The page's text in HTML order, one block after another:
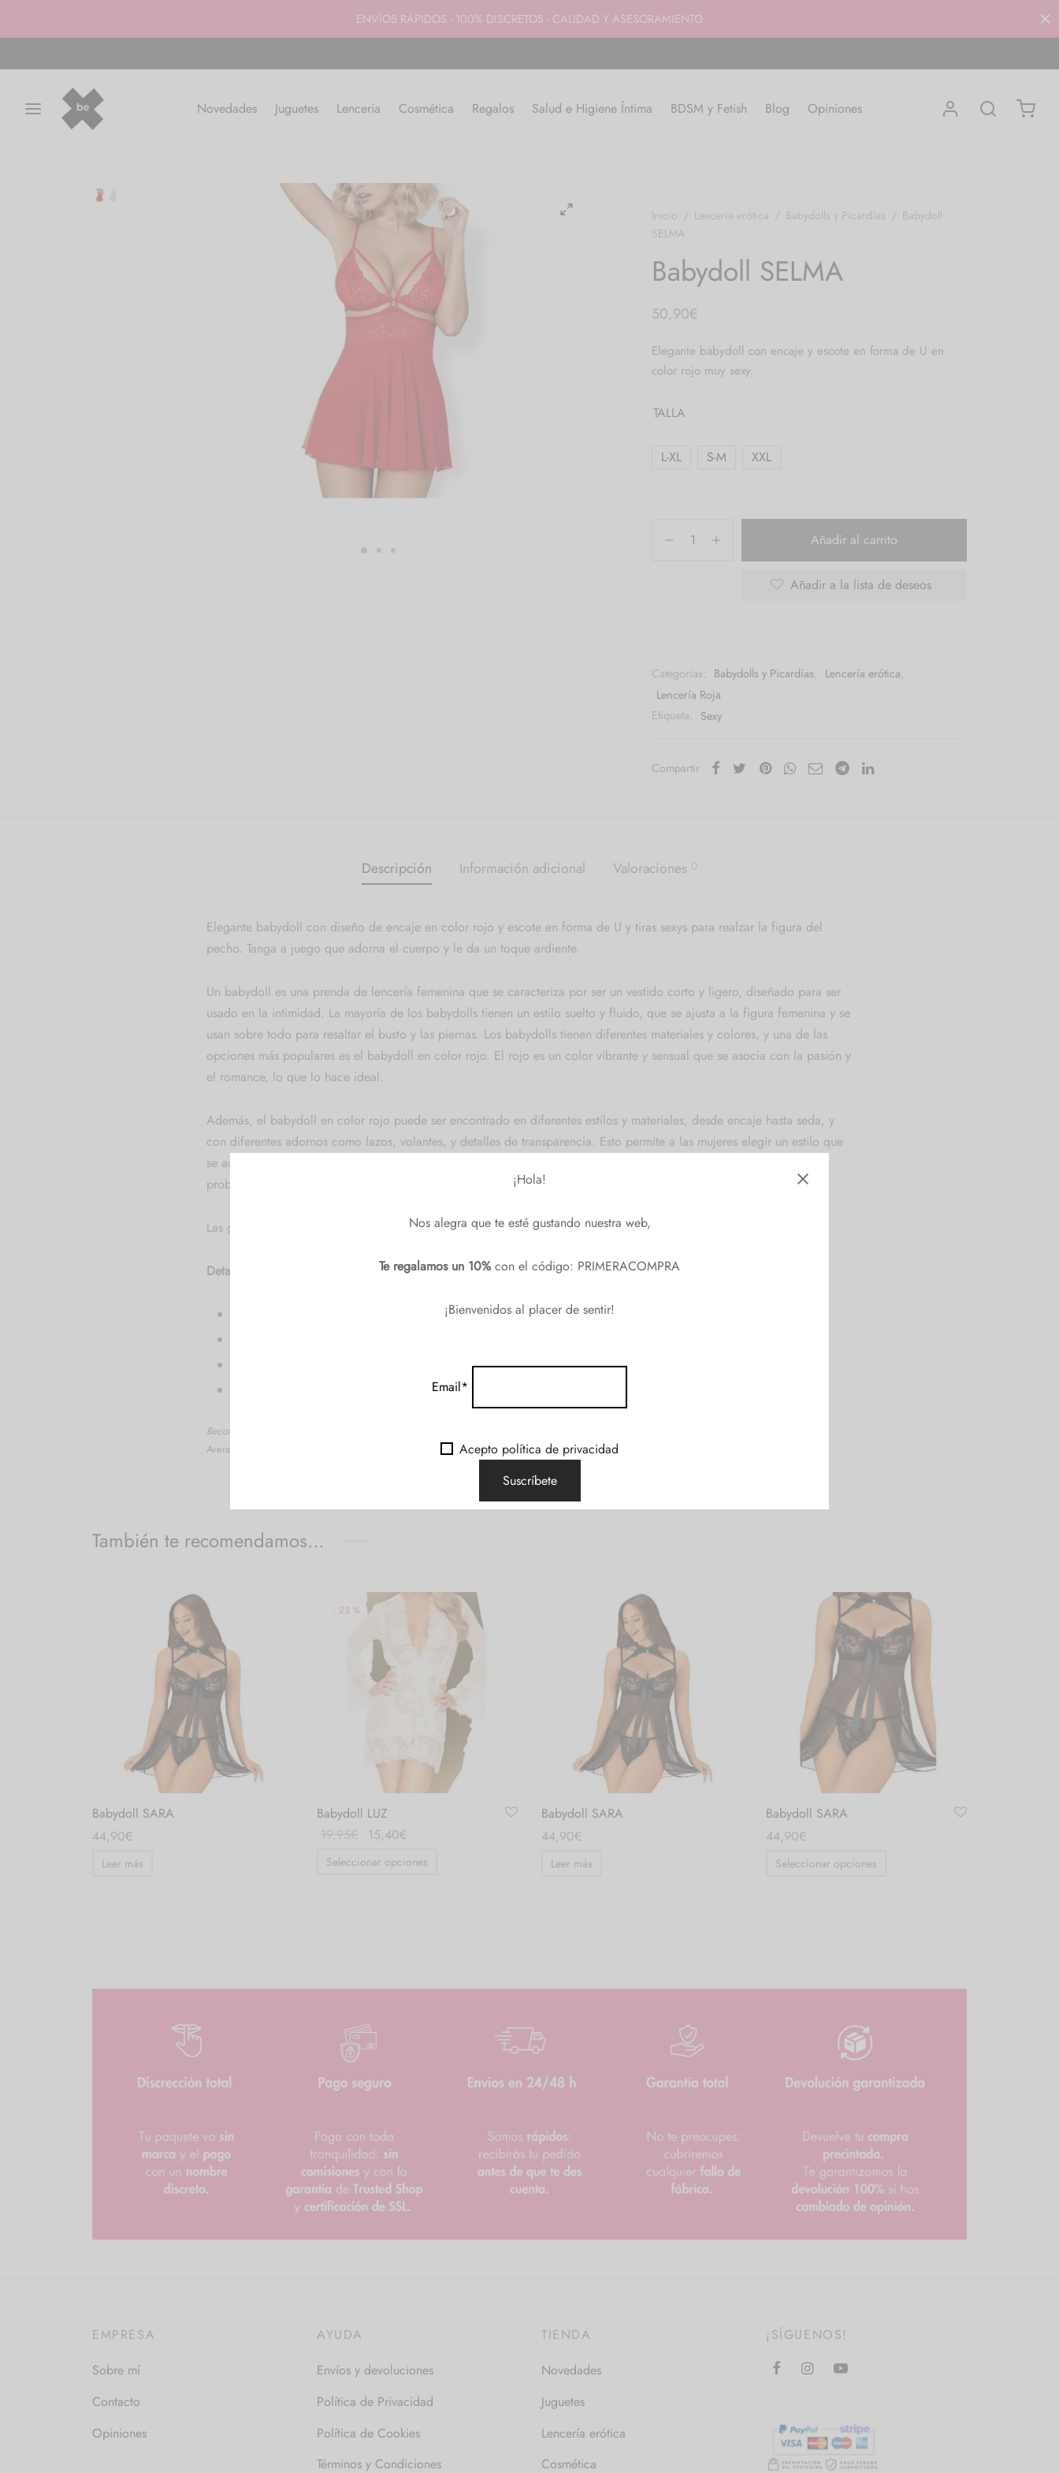
¡Hola!
Nos alegra que te esté gustando nuestra web,
Te regalamos un 10% con el código: PRIMERACOMPRA
¡Bienvenidos al placer de sentir!
Email*
Acepto política de privacidad
ENVÍOS RÁPIDOS - 100% DISCRETOS - CALIDAD Y ASESORAMIENTO
Novedades Juguetes Lencería Cosmética Regalos Salud e Higiene Íntima BDSM y Fetish Blog Opiniones
Inicio / Lencería erótica / Babydolls y Picardías / Babydoll
SELMA
Babydoll SELMA
50,90€
Elegante babydoll con encaje y escote en forma de U en
color rojo muy sexy.
TALLA
L-XL S-M XXL
Añadir al carrito
Añadir a la lista de deseos
Categorías: Babydolls y Picardías, Lencería erótica,
Lencería Roja
Etiqueta: Sexy
Compartir
Descripción Información adicional Valoraciones 0
Elegante babydoll con diseño de encaje en color rojo y escote en forma de U y tiras sexys para realzar la figura del
pecho. Tanga a juego que adorna el cuerpo y le da un toque ardiente.
Un babydoll es una prenda de lencería femenina que se caracteriza por ser un vestido corto y ligero, diseñado para ser
usado en la intimidad. La mayoría de los babydolls tienen un estilo suelto y fluido, que se ajusta a la figura femenina y se
usan sobre todo para resaltar el busto y las piernas. Los babydolls tienen diferentes materiales y colores, y una de las
opciones más populares es el babydoll en color rojo. El rojo es un color vibrante y sensual que se asocia con la pasión y
el romance, lo que lo hace ideal.
Además, el babydoll en color rojo puede ser encontrado en diferentes estilos y materiales, desde encaje hasta seda, y
con diferentes adornos como lazos, volantes, y detalles de transparencia. Esto permite a las mujeres elegir un estilo que
se adapte a su gusto y personalidad. Si quieres agregar un toque de seducción a tu ropa de dormir, ¡atrévete a
probarlo!
Las guías de tallas son orientativas.
Detalles del producto:
Composición: 90% poliamida y 10% elastano.
Beconfort
Average rating:
También te recomendamos…
Babydoll SARA
44,90€
Leer más
- 23 %
Babydoll LUZ
19,95€
El
original
15,40€
Seleccionar opciones
Babydoll SARA
44,90€
Leer más
Babydoll SARA
44,90€
Seleccionar opciones
EMPRESA
Sobre mí
Contacto
Opiniones
AYUDA
Envíos y devoluciones
Política de Privacidad
Política de Cookies
Términos y Condiciones
TIENDA
Novedades
Juguetes
Lencería erótica
Cosmética
¡SÍGUENOS!